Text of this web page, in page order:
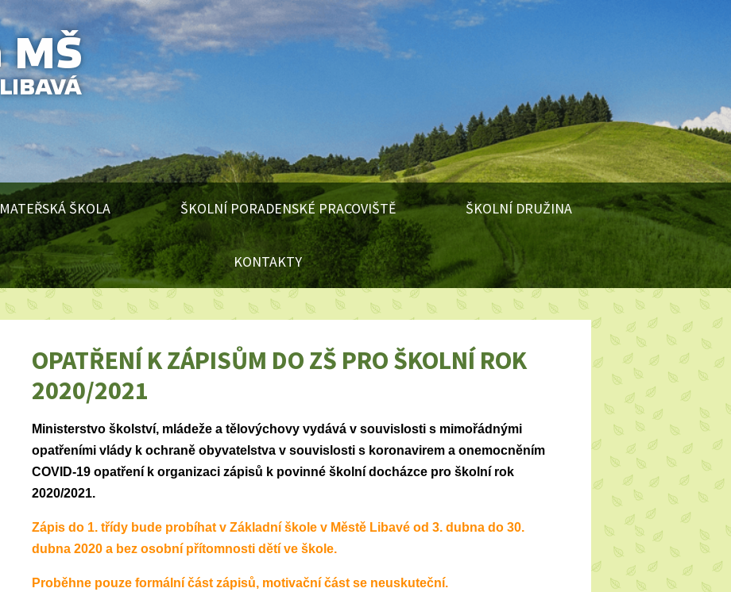
MATEŘSKÁ ŠKOLA ŠKOLNÍ PORADENSKÉ PRACOVIŠTĚ ŠKOLNÍ DRUŽINA
KONTAKTY
OPATŘENÍ K ZÁPISŮM DO ZŠ PRO ŠKOLNÍ ROK
2020/2021
Ministerstvo školství, mládeže a tělovýchovy vydává v souvislosti s mimořádnými
opatřeními vlády k ochraně obyvatelstva v souvislosti s koronavirem a onemocněním
COVID-19 opatření k organizaci zápisů k povinné školní docházce pro školní rok
2020/2021.
Zápis do 1. třídy bude probíhat v Základní škole v Městě Libavé od 3. dubna do 30.
dubna 2020 a bez osobní přítomnosti dětí ve škole.
Proběhne pouze formální část zápisů, motivační část se neuskuteční.